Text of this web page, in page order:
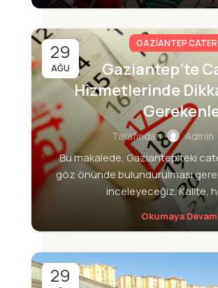
29
AĞU
GAZIANTEP
Gaziantep’te
Hizmetlerinde
Tarafından Admin
Bu makalede, Gaziantep'teki
göz önünde bulundurulması
inceleyeceğiz. Kalite,
Okumaya
29